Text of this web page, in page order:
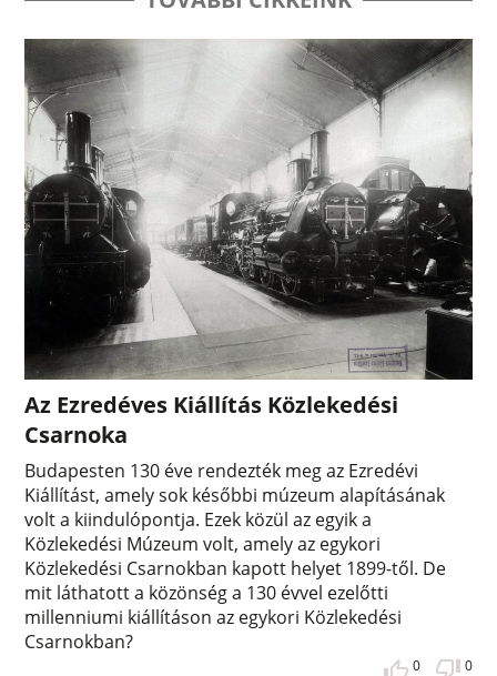
Az Ezredéves Kiállítás Közlekedési
Csarnoka
Budapesten 130 éve rendezték meg az Ezredévi
Kiállítást, amely sok későbbi múzeum alapításának
volt a kiindulópontja. Ezek közül az egyik a
Közlekedési Múzeum volt, amely az egykori
Közlekedési Csarnokban kapott helyet 1899-től. De
mit láthatott a közönség a 130 évvel ezelőtti
millenniumi kiállításon az egykori Közlekedési
Csarnokban?
0 0